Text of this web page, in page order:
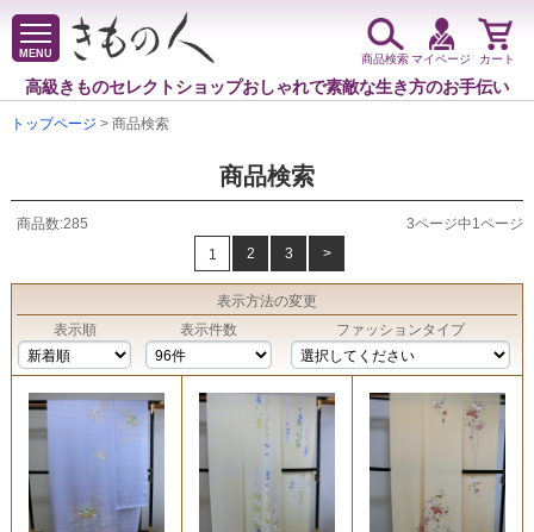
MENU
高級きものセレクトショップおしゃれで素敵な生き方のお手伝い
商品検索マイページ カート
トップページ > 商品検索
商品検索
商品数:285
3ページ中1ページ
1
2 3 >
表示方法の変更
表示順
表示件数 ファッションタイプ